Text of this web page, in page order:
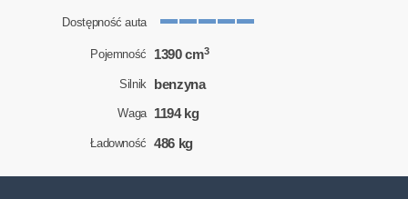
Dostępność auta
Pojemność 1390 cm3
Silnik benzyna
Waga 1194 kg
Ładowność 486 kg